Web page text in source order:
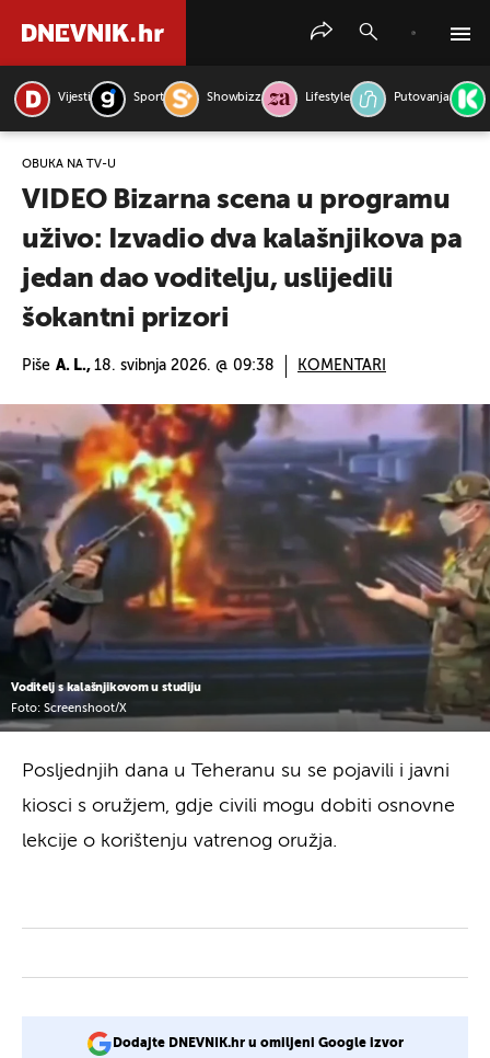
Vijesti Sport Showbizz Lifestyle Putovanja
OBUKA NA TV-U
VIDEO Bizarna scena u programu
uživo: Izvadio dva kalašnjikova pa
jedan dao voditelju, uslijedili
šokantni prizori
Piše A. L., 18. svibnja 2026. @ 09:38 KOMENTARI
Voditelj s kalašnjikovom u studiju
Foto: Screenshoot/X
Posljednjih dana u Teheranu su se pojavili i javni
kiosci s oružjem, gdje civili mogu dobiti osnovne
lekcije o korištenju vatrenog oružja.
Dodajte DNEVNIK.hr u omiljeni Google izvor
PRETRAŽITE VIJESTI